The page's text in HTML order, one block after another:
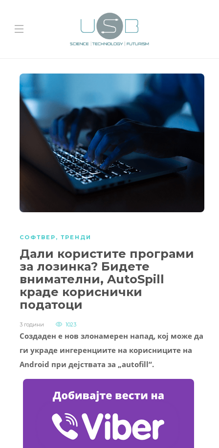
СОФТВЕР , ТРЕНДИ
Дали користите програми
за лозинка? Бидете
внимателни, AutoSpill
краде кориснички
податоци
3 години 1023
Создаден е нов злонамерен напад, кој може да
ги украде ингеренциите на корисниците на
Android при дејствата за „autofill“.